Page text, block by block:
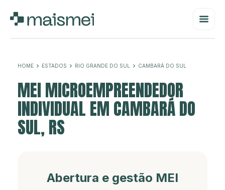
HOME ESTADOS RIO GRANDE DO SUL CAMBARÁ DO SUL
MEI MICROEMPREENDEDOR
INDIVIDUAL EM CAMBARÁ DO
SUL, RS
Abertura e gestão MEI